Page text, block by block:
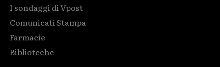
I sondaggi di Vpost
Comunicati Stampa
Farmacie
Biblioteche